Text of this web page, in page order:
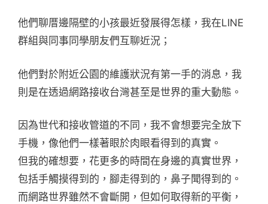
他們聊厝邊隔壁的小孩最近發展得怎樣，我在LINE
群組與同事同學朋友們互聊近況；
他們對於附近公園的維護狀況有第一手的消息，我
則是在透過網路接收台灣甚至是世界的重大動態。
因為世代和接收管道的不同，我不會想要完全放下
手機，像他們一樣著眼於肉眼看得到的真實。
但我的確想要，花更多的時間在身邊的真實世界，
包括手觸摸得到的，腳走得到的，鼻子聞得到的。
而網路世界雖然不會斷開，但如何取得新的平衡，